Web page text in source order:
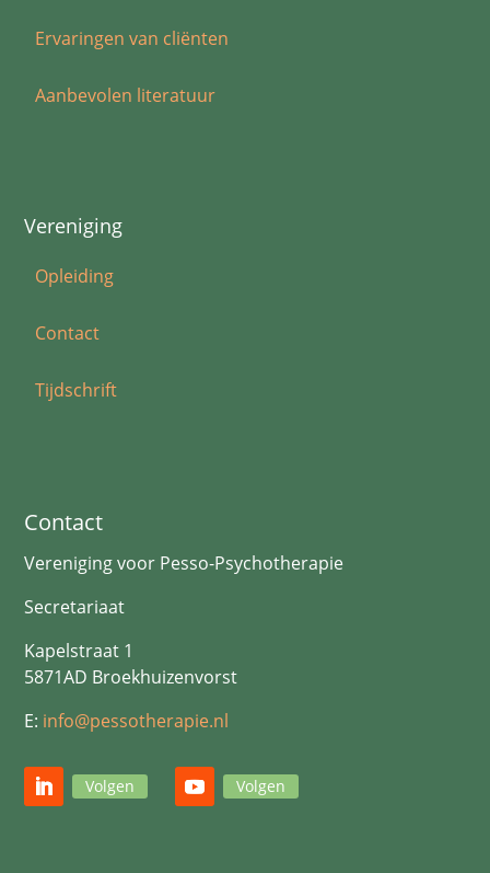
Ervaringen van cliënten
Aanbevolen literatuur
Vereniging
Opleiding
Contact
Tijdschrift
Contact
Vereniging voor Pesso-Psychotherapie
Secretariaat
Kapelstraat 1
5871AD Broekhuizenvorst
E: info@pessotherapie.nl
Volgen Volgen